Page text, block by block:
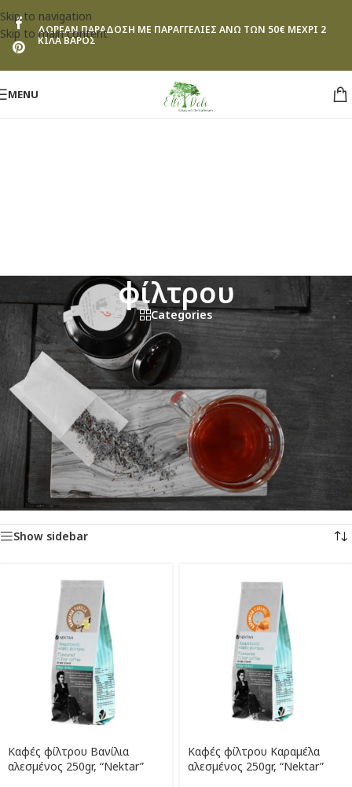
Skip to navigation
Skip to main content
ΔΩΡΕΑΝ ΠΑΡΑΔΟΣΗ ΜΕ ΠΑΡΑΓΓΕΛΙΕΣ ΑΝΩ ΤΩΝ 50€ ΜΕΧΡΙ 2
ΚΙΛΑ ΒΑΡΟΣ
MENU
φίλτρου
Categories
Αρχική σελίδα/Προϊόντα με ετικέτα “φίλτρου”
Προβάλλονται όλα - 5 αποτελέσματα
Show sidebar
Καφές φίλτρου Βανίλια
αλεσμένος 250gr, “Nektar”
Καφές φίλτρου Καραμέλα
αλεσμένος 250gr, “Nektar”